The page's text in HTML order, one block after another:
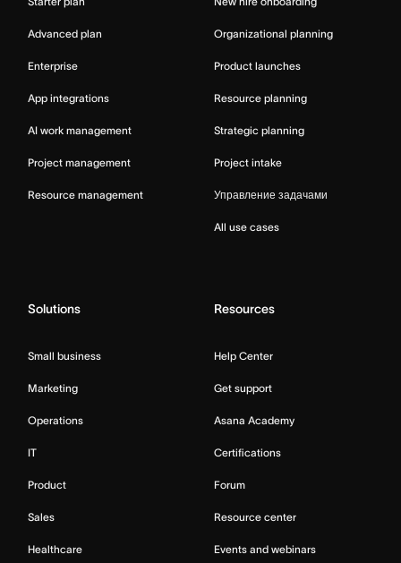
Advanced plan
Enterprise
App integrations
AI work management
Project management
Resource management
Organizational planning
Product launches
Resource planning
Strategic planning
Project intake
Управление задачами
All use cases
Solutions
Small business
Marketing
Operations
IT
Product
Sales
Healthcare
Resources
Help Center
Get support
Asana Academy
Certifications
Forum
Resource center
Events and webinars